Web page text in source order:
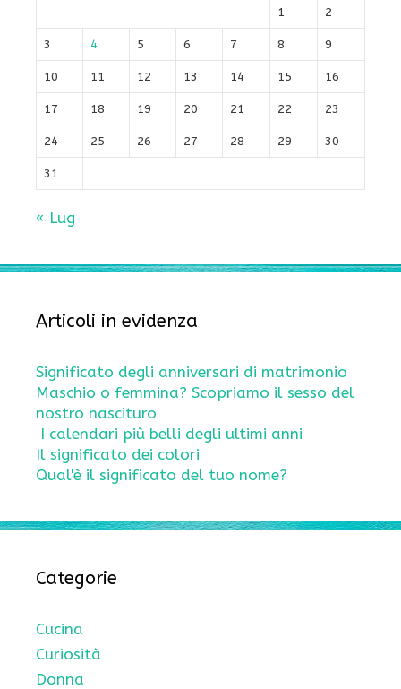
1 2
3 4 5 6 7 8 9
10 11 12 13 14 15 16
17 18 19 20 21 22 23
24 25 26 27 28 29 30
31
« Lug
Articoli in evidenza
Significato degli anniversari di matrimonio
Maschio o femmina? Scopriamo il sesso del
nostro nascituro
I calendari più belli degli ultimi anni
Il significato dei colori
Qual'è il significato del tuo nome?
Categorie
Cucina
Curiosità
Donna